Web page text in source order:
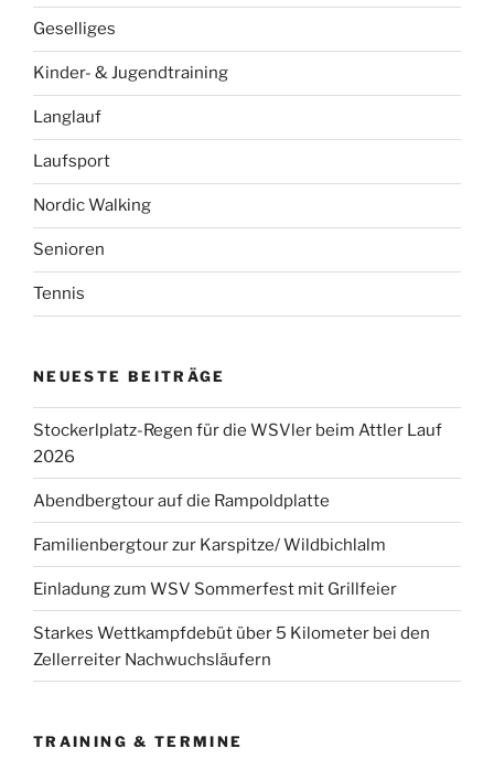
Geselliges
Kinder- & Jugendtraining
Langlauf
Laufsport
Nordic Walking
Senioren
Tennis
NEUESTE BEITRÄGE
Stockerlplatz-Regen für die WSVler beim Attler Lauf
2026
Abendbergtour auf die Rampoldplatte
Familienbergtour zur Karspitze/ Wildbichlalm
Einladung zum WSV Sommerfest mit Grillfeier
Starkes Wettkampfdebüt über 5 Kilometer bei den
Zellerreiter Nachwuchsläufern
TRAINING & TERMINE